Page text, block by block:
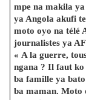
mpe na makila
ya Angola akufi
moto oyo na télé
journalistes ya
« A la guerre,
ngana ? Il faut ko
ba famille ya
ba maman. Moto